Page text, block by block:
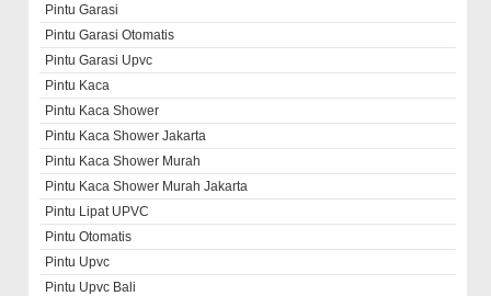
Pintu Garasi
Pintu Garasi Otomatis
Pintu Garasi Upvc
Pintu Kaca
Pintu Kaca Shower
Pintu Kaca Shower Jakarta
Pintu Kaca Shower Murah
Pintu Kaca Shower Murah Jakarta
Pintu Lipat UPVC
Pintu Otomatis
Pintu Upvc
Pintu Upvc Bali